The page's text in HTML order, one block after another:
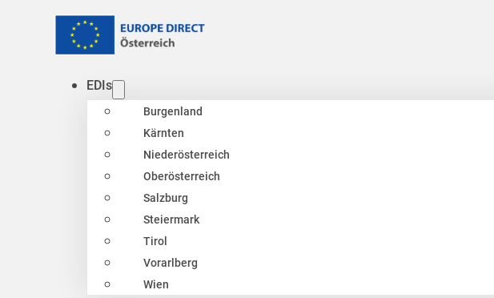
EDIs
Burgenland
Kärnten
Niederösterreich
Oberösterreich
Salzburg
Steiermark
Tirol
Vorarlberg
Wien